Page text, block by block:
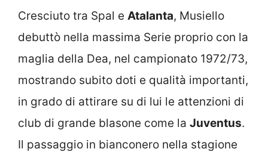
Cresciuto tra Spal e Atalanta, Musiello
debuttò nella massima Serie proprio con la
maglia della Dea, nel campionato 1972/73,
mostrando subito doti e qualità importanti,
in grado di attirare su di lui le attenzioni di
club di grande blasone come la Juventus.
Il passaggio in bianconero nella stagione